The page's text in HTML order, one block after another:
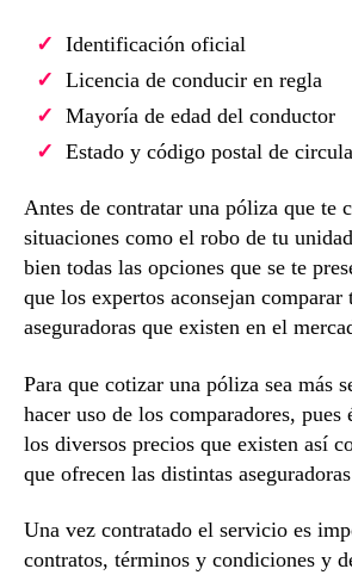
Identificación oficial
Licencia de conducir en regla
Mayoría de edad del conductor
Estado y código postal de
Antes de contratar una póliza que te
situaciones como el robo de tu
bien todas las opciones que se te
que los expertos aconsejan comparar
aseguradoras que existen en el
Para que cotizar una póliza sea más
hacer uso de los comparadores, pues
los diversos precios que existen así
que ofrecen las distintas
Una vez contratado el servicio es
contratos, términos y condiciones y